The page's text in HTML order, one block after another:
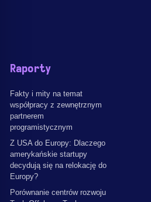
Raporty
Fakty i mity na temat
współpracy z zewnętrznym
partnerem
programistycznym
Z USA do Europy: Dlaczego
amerykańskie startupy
decydują się na relokację do
Europy?
Porównanie centrów rozwoju